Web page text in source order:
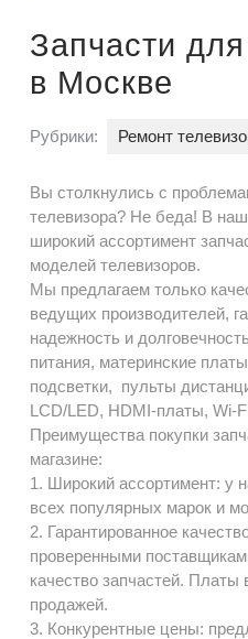
Запчасти
в Москве
Рубрики: Ремонт
Вы столкнулись с
телевизора? Не беда! В
широкий ассортимент
моделей телевизоров.
Мы предлагаем только
ведущих производителей,
надежность и
питания, материнские
подсветки, пульты
LCD/LED, HDMI-платы, Wi-
Преимущества покупки
магазине:
1. Широкий ассортимент: у
всех популярных марок и
2. Гарантированное
проверенными
качество запчастей. Платы
продажей.
3. Конкурентные цены: